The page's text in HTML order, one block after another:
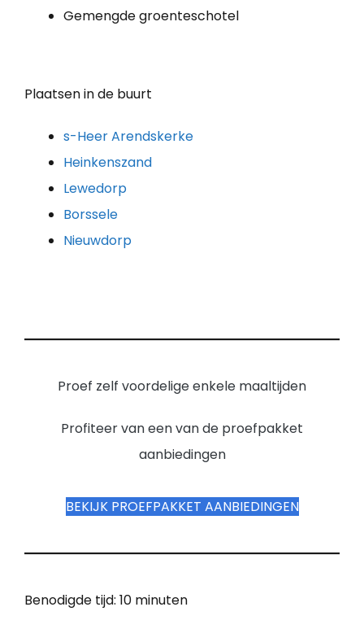
Gemengde groenteschotel
Plaatsen in de buurt
s-Heer Arendskerke
Heinkenszand
Lewedorp
Borssele
Nieuwdorp
Proef zelf voordelige enkele maaltijden
Profiteer van een van de proefpakket
aanbiedingen
BEKIJK PROEFPAKKET AANBIEDINGEN
Benodigde tijd: 10 minuten